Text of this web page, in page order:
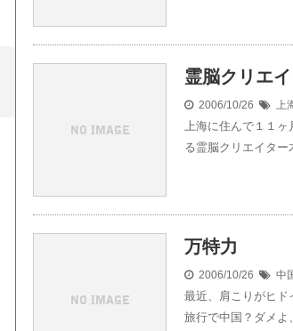
霊脳クリエ
2006/10/26 上
上海に住んで１１ヶ
る霊脳クリエイタ
万特力
2006/10/26 中
最近、肩こりがヒド
旅行で中国？ダメ